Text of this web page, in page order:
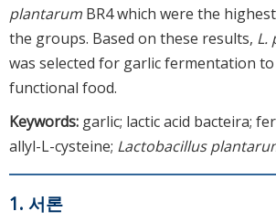
plantarum BR4 which were the
the groups. Based on these results, L.
was selected for garlic fermentation to
functional food.
Keywords: garlic; lactic acid bacteira;
allyl-L-cysteine; Lactobacillus
1. 서론